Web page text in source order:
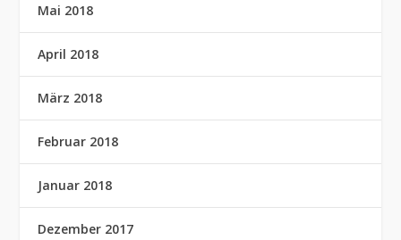
Mai 2018
April 2018
März 2018
Februar 2018
Januar 2018
Dezember 2017